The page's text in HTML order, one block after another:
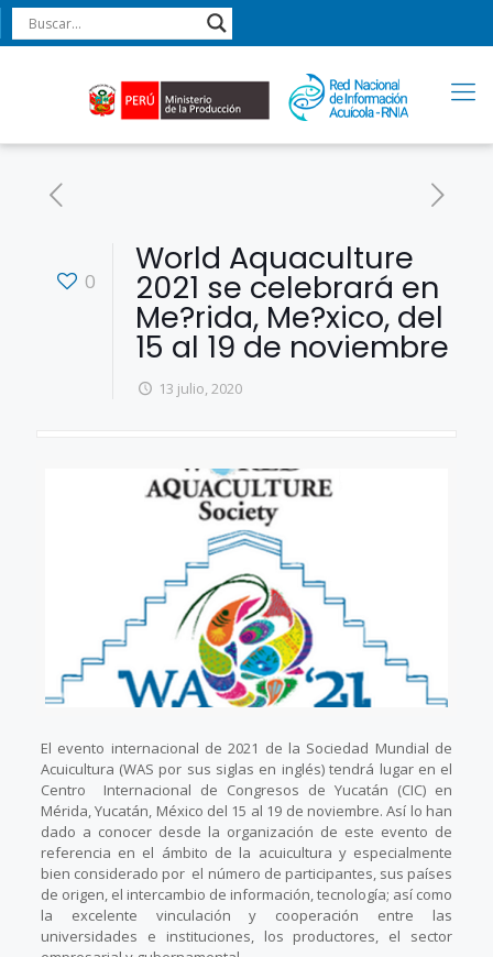
0
World Aquaculture
2021 se celebrará en
Me?rida, Me?xico, del
15 al 19 de noviembre
13 julio, 2020
El evento internacional de 2021 de la Sociedad Mundial de
Acuicultura (WAS por sus siglas en inglés) tendrá lugar en el
Centro Internacional de Congresos de Yucatán (CIC) en
Mérida, Yucatán, México del 15 al 19 de noviembre. Así lo han
dado a conocer desde la organización de este evento de
referencia en el ámbito de la acuicultura y especialmente
bien considerado por el número de participantes, sus países
de origen, el intercambio de información, tecnología; así como
la excelente vinculación y cooperación entre las
universidades e instituciones, los productores, el sector